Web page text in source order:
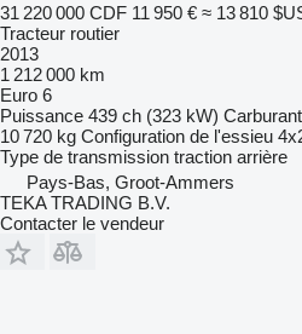
31 220 000 CDF 11 950 € ≈ 13 810
Tracteur routier
2013
1 212 000 km
Euro 6
Puissance 439 ch (323 kW) Carburant
10 720 kg Configuration de l'essieu
Type de transmission traction arrière
Pays-Bas, Groot-Ammers
TEKA TRADING B.V.
Contacter le vendeur